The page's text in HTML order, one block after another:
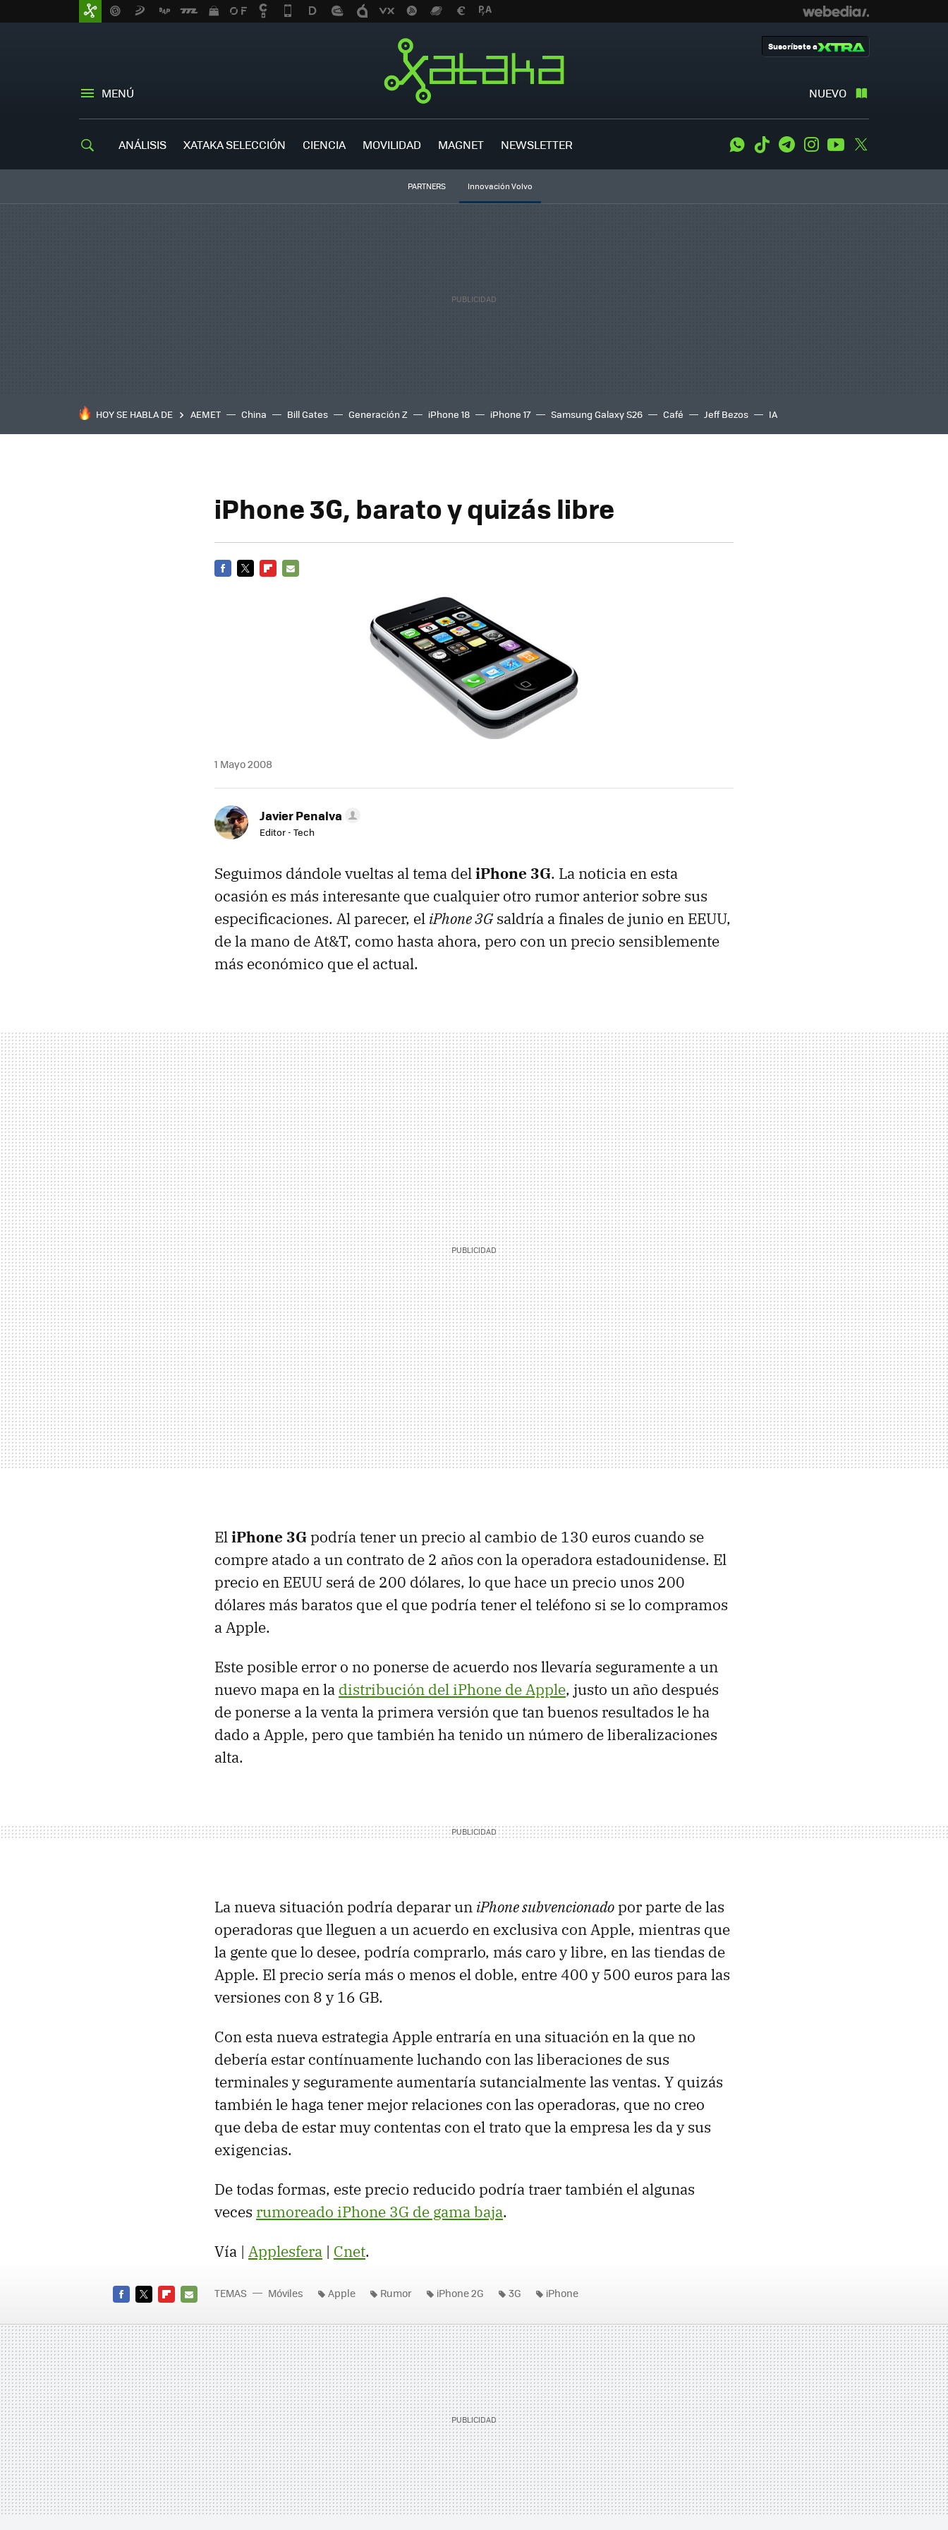
MENÚ NUEVO
Suscríbete a
ANÁLISIS XATAKA SELECCIÓN CIENCIA MOVILIDAD MAGNET NEWSLETTER WhatsApp
Tiktok TelegramInstagramYoutube
PARTNERS Innovación Volvo
HOY SE HABLA DE AEMET China Bill Gates Generación Z iPhone 18 iPhone 17 Samsung Galaxy S26 Café Jeff Bezos IA
iPhone 3G, barato y quizás libre
1 Mayo 2008
Javier Penalva
Editor - Tech
Seguimos dándole vueltas al tema deliPhone 3G. La noticia en esta
ocasión es más interesante que cualquier otro rumor anterior sobre sus
especificaciones. Al parecer, el iPhone 3G saldría a finales de junio en EEUU,
de la mano de At&T, como hasta ahora, pero con un precio sensiblemente
más económico que el actual.
EliPhone 3Gpodría tener un precio al cambio de 130 euros cuando se
compre atado a un contrato de 2 años con la operadora estadounidense. El
precio en EEUU será de 200 dólares, lo que hace un precio unos 200
dólares más baratos que el que podría tener el teléfono si se lo compramos
a Apple.
Este posible error o no ponerse de acuerdo nos llevaría seguramente a un
nuevo mapa en la distribución del iPhone de Apple, justo un año después
de ponerse a la venta la primera versión que tan buenos resultados le ha
dado a Apple, pero que también ha tenido un número de liberalizaciones
alta.
La nueva situación podría deparar un iPhone subvencionadopor parte de las
operadoras que lleguen a un acuerdo en exclusiva con Apple, mientras que
la gente que lo desee, podría comprarlo, más caro y libre, en las tiendas de
Apple. El precio sería más o menos el doble, entre 400 y 500 euros para las
versiones con 8 y 16 GB.
Con esta nueva estrategia Apple entraría en una situación en la que no
debería estar contínuamente luchando con las liberaciones de sus
terminales y seguramente aumentaría sutancialmente las ventas. Y quizás
también le haga tener mejor relaciones con las operadoras, que no creo
que deba de estar muy contentas con el trato que la empresa les da y sus
exigencias.
De todas formas, este precio reducido podría traer también el algunas
veces rumoreado iPhone 3G de gama baja.
Vía | Applesfera | Cnet.
MAIL
TEMAS Móviles Apple Rumor iPhone 2G 3G iPhone